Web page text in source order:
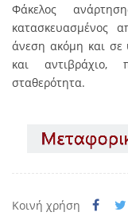
Φάκελος
κατασκευασμένος
άνεση ακόμη και σε
και αντιβράχιο,
σταθερότητα.
Κοινή χρήση